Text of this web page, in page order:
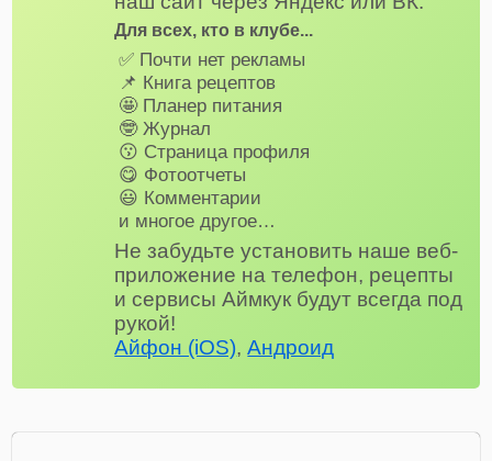
Для всех, кто в клубе...
✅ Почти нет рекламы
📌 Книга рецептов
🤩 Планер питания
🤓 Журнал
😗 Страница профиля
😋 Фотоотчеты
😃 Комментарии
и многое другое…
Не забудьте установить наше веб-
приложение на телефон, рецепты
и сервисы Аймкук будут всегда под
рукой!
Айфон (iOS),Андроид